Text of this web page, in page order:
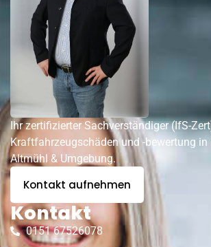
Ihr zertifizierter Sachverständiger (IfS-
Kraftfahrzeugschäden und -bewertung
Altmühl & Umgebung.
Kontakt aufnehmen
Kontakt
0151 67526078